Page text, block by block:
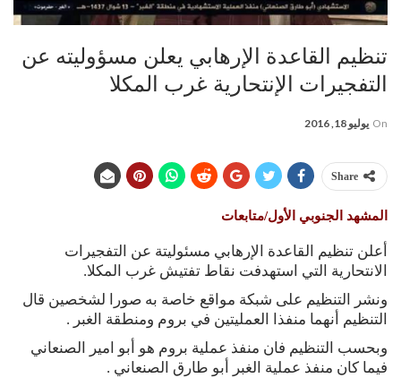
تنظيم القاعدة الإرهابي يعلن مسؤوليته عن
التفجيرات الإنتحارية غرب المكلا
On يوليو 18, 2016
Share
المشهد الجنوبي الأول/متابعات
أعلن تنظيم القاعدة الإرهابي مسئوليتة عن التفجيرات
الانتحارية التي استهدفت نقاط تفتيش غرب المكلا.
ونشر التنظيم على شبكة مواقع خاصة به صورا لشخصين قال
التنظيم أنهما منفذا العمليتين في بروم ومنطقة الغبر .
وبحسب التنظيم فان منفذ عملية بروم هو أبو امير الصنعاني
فيما كان منفذ عملية الغبر أبو طارق الصنعاني .